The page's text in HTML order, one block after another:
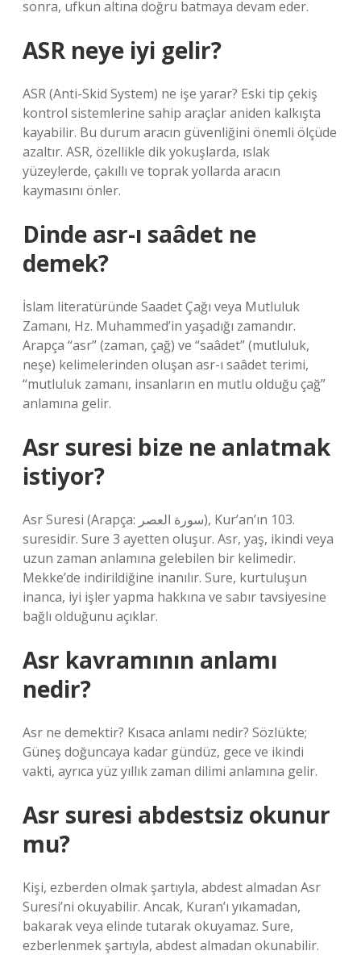
sonra, ufkun altına doğru batmaya devam eder.
ASR neye iyi gelir?
ASR (Anti-Skid System) ne işe yarar? Eski tip çekiş
kontrol sistemlerine sahip araçlar aniden kalkışta
kayabilir. Bu durum aracın güvenliğini önemli ölçüde
azaltır. ASR, özellikle dik yokuşlarda, ıslak
yüzeylerde, çakıllı ve toprak yollarda aracın
kaymasını önler.
Dinde asr-ı saâdet ne
demek?
İslam literatüründe Saadet Çağı veya Mutluluk
Zamanı, Hz. Muhammed’in yaşadığı zamandır.
Arapça “asr” (zaman, çağ) ve “saâdet” (mutluluk,
neşe) kelimelerinden oluşan asr-ı saâdet terimi,
“mutluluk zamanı, insanların en mutlu olduğu çağ”
anlamına gelir.
Asr suresi bize ne anlatmak
istiyor?
Asr Suresi (Arapça: سورة العصر), Kur’an’ın 103.
suresidir. Sure 3 ayetten oluşur. Asr, yaş, ikindi veya
uzun zaman anlamına gelebilen bir kelimedir.
Mekke’de indirildiğine inanılır. Sure, kurtuluşun
inanca, iyi işler yapma hakkına ve sabır tavsiyesine
bağlı olduğunu açıklar.
Asr kavramının anlamı
nedir?
Asr ne demektir? Kısaca anlamı nedir? Sözlükte;
Güneş doğuncaya kadar gündüz, gece ve ikindi
vakti, ayrıca yüz yıllık zaman dilimi anlamına gelir.
Asr suresi abdestsiz okunur
mu?
Kişi, ezberden olmak şartıyla, abdest almadan Asr
Suresi’ni okuyabilir. Ancak, Kuran’ı yıkamadan,
bakarak veya elinde tutarak okuyamaz. Sure,
ezberlenmek şartıyla, abdest almadan okunabilir.